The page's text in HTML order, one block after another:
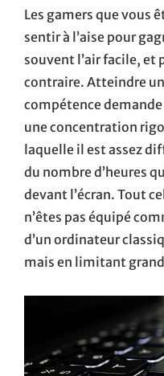
Les gamers que vous
sentir à l’aise pour
souvent l’air facile, et
contraire. Atteindre
compétence
une concentration
laquelle il est assez
du nombre d’heures
devant l’écran. Tout
n’êtes pas équipé
d’un ordinateur
mais en limitant